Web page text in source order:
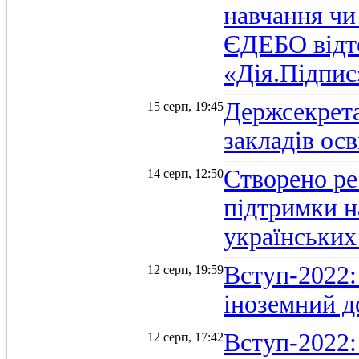
навчання
ЄДЕБО
15 серп, 19:45
закладів
14 серп, 12:50Створено
підтримки
12 серп, 19:59Вступ-
іноземний
12 серп, 17:42Вступ-